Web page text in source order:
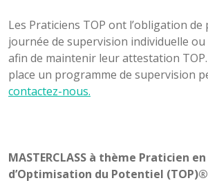
Les Praticiens TOP ont l’obligation
journée de supervision individuelle ou
afin de maintenir leur attestation
place un programme de supervision
contactez-nous.
MASTERCLASS à thème Praticien
d’Optimisation du Potentiel (TOP)®